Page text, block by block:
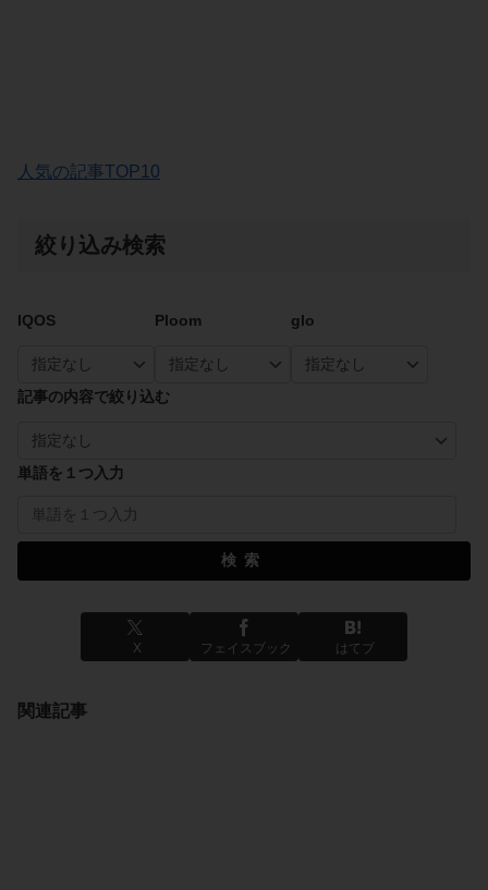
人気の記事TOP10
絞り込み検索
IQOS Ploom glo
記事の内容で絞り込む
単語を１つ入力
検索
X フェイスブック はてブ
関連記事